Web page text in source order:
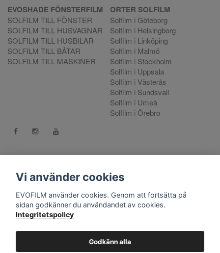
EVOSHADE FÖNSTERFILM
SOLFILM TILL FÖNSTER
SOLFILM TILL HUSVAGNAR
SOLFILM TILL HUSBILAR
SOLFILM TILL BÅTAR
SOLFILM TILL MASKINER
ORTER SOLFILM
Solfilm i Göteborg
Solfilm i Helsingborg
Solfilm i Linköping
Solfilm i Malmö
Solfilm i Stockholm
Solfilm i Uppsala
Solfilm i Västerås
Solfilm i Sundsvall
Solfilm i Umeå
Solfilm i Örebro
Kontakt:mejla oss. Vill du göra en reklamation använd vår
28 Helsingborg.
© Copyright 2026 EVOFILM Sverige. EVOFILM® EVOGEL®
and EVOBRITE® are registered trademarks. All violations of our
intellectual property rights are prosecuted. All other brands,
logos and trademarks belong to their respective owners. All
Vi använder cookies
EVOFILM använder cookies. Genom att fortsätta på
sidan godkänner du användandet av cookies.
Integritetspolicy
Godkänn alla